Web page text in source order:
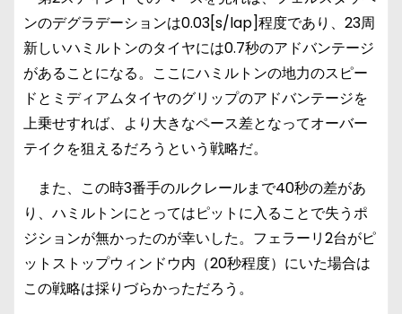
ンのデグラデーションは0.03[s/lap]程度であり、23周
新しいハミルトンのタイヤには0.7秒のアドバンテージ
があることになる。ここにハミルトンの地力のスピー
ドとミディアムタイヤのグリップのアドバンテージを
上乗せすれば、より大きなペース差となってオーバー
テイクを狙えるだろうという戦略だ。
また、この時3番手のルクレールまで40秒の差があ
り、ハミルトンにとってはピットに入ることで失うポ
ジションが無かったのが幸いした。フェラーリ2台がピ
ットストップウィンドウ内（20秒程度）にいた場合は
この戦略は採りづらかっただろう。